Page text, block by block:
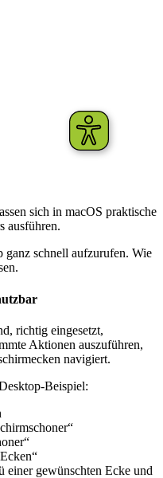
sich in macOS praktische
ausführen.
ganz schnell aufzurufen. Wie
richtig eingesetzt,
Aktionen auszuführen,
navigiert.
Beispiel:
gewünschten Ecke und